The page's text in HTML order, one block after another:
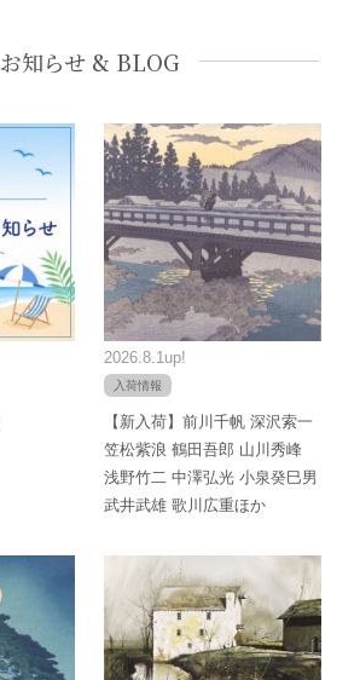
お知らせ & BLOG
2026.8.1up!
入荷情報
【新入荷】前川千帆 深沢索一
笠松紫浪 鶴田吾郎 山川秀峰
浅野竹二 中澤弘光 小泉癸巳男
武井武雄 歌川広重ほか